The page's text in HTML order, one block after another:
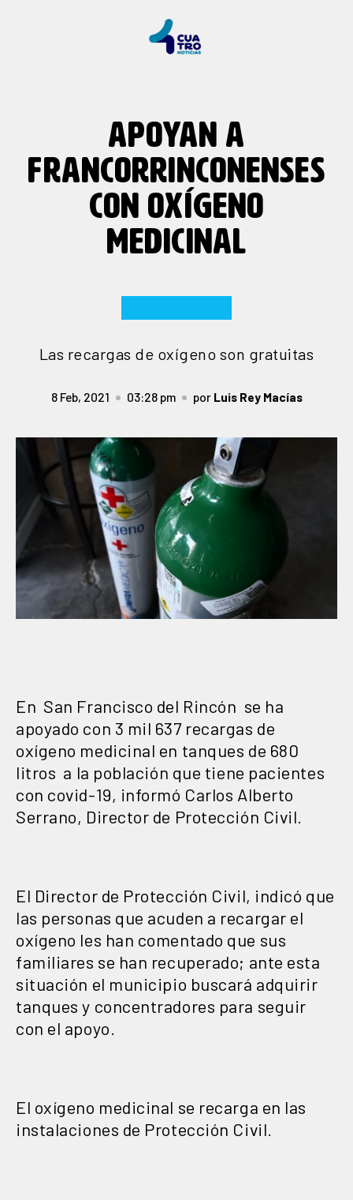
APOYAN A
FRANCORRINCONENSES
CON OXÍGENO
MEDICINAL
Las recargas de oxígeno son gratuitas
8 Feb, 2021 03:28 pm por Luis Rey Macías
En San Francisco del Rincón se ha
apoyado con 3 mil 637 recargas de
oxígeno medicinal en tanques de 680
litros a la población que tiene pacientes
con covid-19, informó Carlos Alberto
Serrano, Director de Protección Civil.
El Director de Protección Civil, indicó que
las personas que acuden a recargar el
oxígeno les han comentado que sus
familiares se han recuperado; ante esta
situación el municipio buscará adquirir
tanques y concentradores para seguir
con el apoyo.
El oxígeno medicinal se recarga en las
instalaciones de Protección Civil.